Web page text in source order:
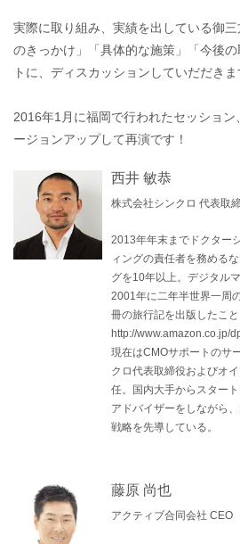
実際に取り組み、実績を出している御
のきっかけ」「具体的な施策」「今後
トに、ディスカッションしていだだきま
2016年1月に福岡で行われたセッショ
ージョンアップして再演です！
西井 敏恭
株式会社シンクロ 代表取
2013年年末までドクター
ィングの責任者を務める
グを10年以上。デジタル
2001年に二年半世界一周
冊の旅行記を出版したこと
http://www.amazon.co.jp/
現在はCMOサポートのサ
クロ代表取締役およびオ
任。国内大手からスター
アドバイザーをしながら
戦略を先導している。
藤原 尚也
アクティブ合同会社 CEO